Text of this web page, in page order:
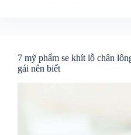
7 mỹ phẩm se khít lỗ chân
gái nên biết